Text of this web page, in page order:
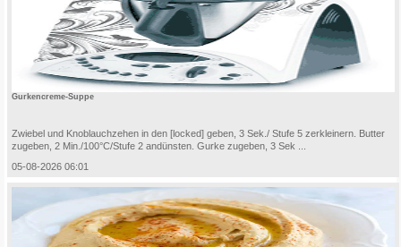
Gurkencreme-Suppe
Zwiebel und Knoblauchzehen in den [locked] geben, 3 Sek./ Stufe 5 zerkleinern. Butter
zugeben, 2 Min./100°C/Stufe 2 andünsten. Gurke zugeben, 3 Sek ...
05-08-2026 06:01